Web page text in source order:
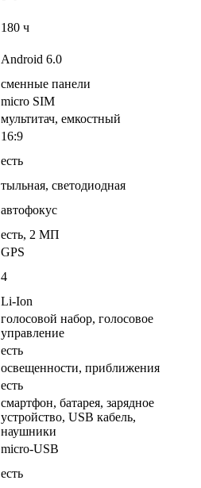
180 ч
Android 6.0
сменные панели
micro SIM
мультитач, емкостный
16:9
есть
тыльная, светодиодная
автофокус
есть, 2 МП
GPS
4
Li-Ion
голосовой набор, голосовое
управление
есть
освещенности, приближения
есть
смартфон, батарея, зарядное
устройство, USB кабель,
наушники
micro-USB
есть